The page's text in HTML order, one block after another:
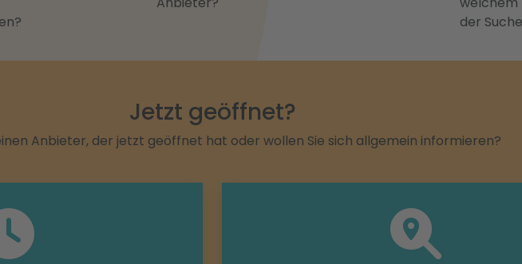
der
Jetzt geöffnet?
Anbieter, der jetzt geöffnet hat oder wollen Sie sich allgemein informieren?